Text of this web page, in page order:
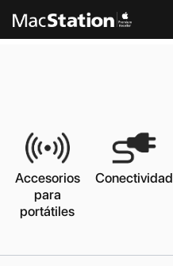
Accesorios
para
portátiles
Conectividad